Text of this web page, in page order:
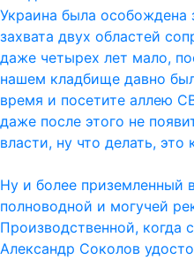
Украина была особождена
захвата двух областей
даже четырех лет мало,
нашем кладбище давно
время и посетите аллею
даже после этого не
власти, ну что делать, это
Ну и более приземленный
полноводной и могучей
Производственной, когда
Александр Соколов